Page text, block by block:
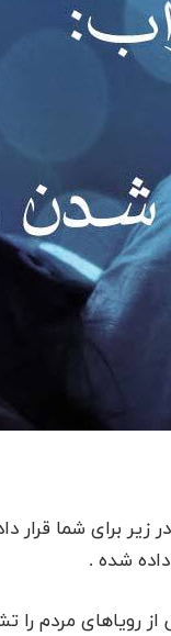
زیر برای شما
داده شده .
رویاهای مردم را